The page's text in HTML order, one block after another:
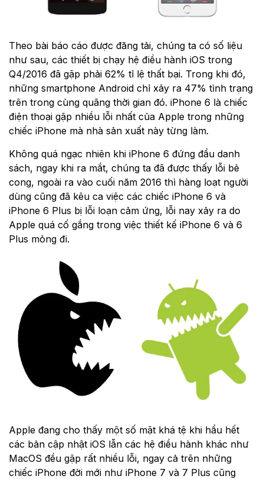
Theo bài báo cáo được đăng tải, chúng ta có số liệu
như sau, các thiết bị chạy hệ điều hành iOS trong
Q4/2016 đã gặp phải 62% tỉ lệ thất bại. Trong khi đó,
những smartphone Android chỉ xảy ra 47% tình trạng
trên trong cùng quãng thời gian đó. iPhone 6 là chiếc
điện thoại gặp nhiều lỗi nhất của Apple trong những
chiếc iPhone mà nhà sản xuất này từng làm.
Không quá ngạc nhiên khi iPhone 6 đứng đầu danh
sách, ngay khi ra mắt, chúng ta đã được thấy lỗi bẻ
cong, ngoài ra vào cuối năm 2016 thì hàng loạt người
dùng cũng đã kêu ca việc các chiếc iPhone 6 và
iPhone 6 Plus bị lỗi loạn cảm ứng, lỗi nay xảy ra do
Apple quá cố gắng trong việc thiết kế iPhone 6 và 6
Plus mỏng đi.
Apple đang cho thấy một số mặt khá tệ khi hầu hết
các bản cập nhật iOS lẫn các hệ điều hành khác như
MacOS đều gặp rất nhiều lỗi, ngay cả trên những
chiếc iPhone đời mới như iPhone 7 và 7 Plus cũng